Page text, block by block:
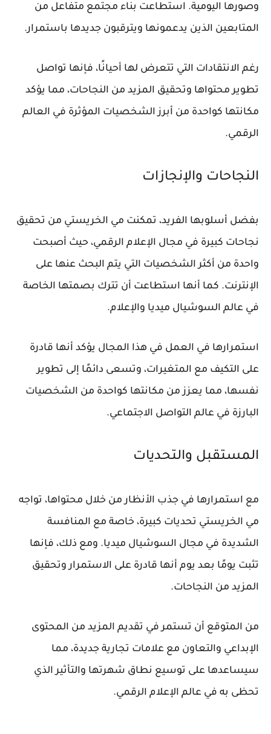
وصورها اليومية. استطاعت بناء مجتمع متفاعل من
المتابعين الذين يدعمونها ويترقبون جديدها باستمرار.
رغم الانتقادات التي تتعرض لها أحيانًا، فإنها تواصل
تطوير محتواها وتحقيق المزيد من النجاحات، مما يؤكد
مكانتها كواحدة من أبرز الشخصيات المؤثرة في العالم
الرقمي.
النجاحات والإنجازات
بفضل أسلوبها الفريد، تمكنت مي الخريستي من تحقيق
نجاحات كبيرة في مجال الإعلام الرقمي، حيث أصبحت
واحدة من أكثر الشخصيات التي يتم البحث عنها على
الإنترنت. كما أنها استطاعت أن تترك بصمتها الخاصة
في عالم السوشيال ميديا والإعلام.
استمرارها في العمل في هذا المجال يؤكد أنها قادرة
على التكيف مع المتغيرات، وتسعى دائمًا إلى تطوير
نفسها، مما يعزز من مكانتها كواحدة من الشخصيات
البارزة في عالم التواصل الاجتماعي.
المستقبل والتحديات
مع استمرارها في جذب الأنظار من خلال محتواها، تواجه
مي الخريستي تحديات كبيرة، خاصة مع المنافسة
الشديدة في مجال السوشيال ميديا. ومع ذلك، فإنها
تثبت يومًا بعد يوم أنها قادرة على الاستمرار وتحقيق
المزيد من النجاحات.
من المتوقع أن تستمر في تقديم المزيد من المحتوى
الإبداعي والتعاون مع علامات تجارية جديدة، مما
سيساعدها على توسيع نطاق شهرتها والتأثير الذي
تحظى به في عالم الإعلام الرقمي.